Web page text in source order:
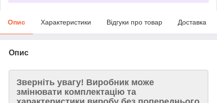
Опис Характеристики Відгуки про товар Доставка
Опис
Зверніть увагу! Виробник може
змінювати комплектацію та